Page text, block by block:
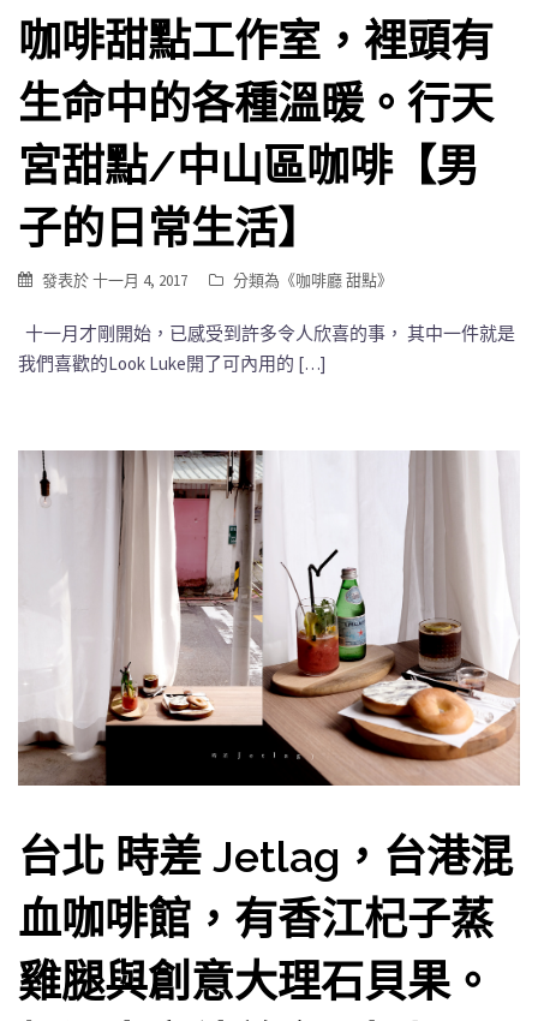
咖啡甜點工作室，裡頭有
生命中的各種溫暖。行天
宮甜點/中山區咖啡【男
子的日常生活】
發表於十一月 4, 2017 分類為《咖啡廳 甜點》
十一月才剛開始，已感受到許多令人欣喜的事， 其中一件就是
我們喜歡的Look Luke開了可內用的 […]
台北 時差 Jetlag，台港混
血咖啡館，有香江杞子蒸
雞腿與創意大理石貝果。